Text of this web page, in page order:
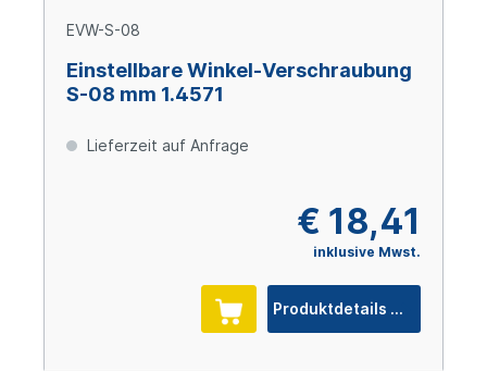
EVW-S-08
Einstellbare Winkel-Verschraubung
S-08 mm 1.4571
Lieferzeit auf Anfrage
€ 18,41
inklusive Mwst.
Produktdetails